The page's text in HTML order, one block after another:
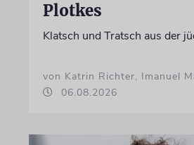
Plotkes
Klatsch und Tratsch aus der
von Katrin Richter, Imanuel
06.08.2026